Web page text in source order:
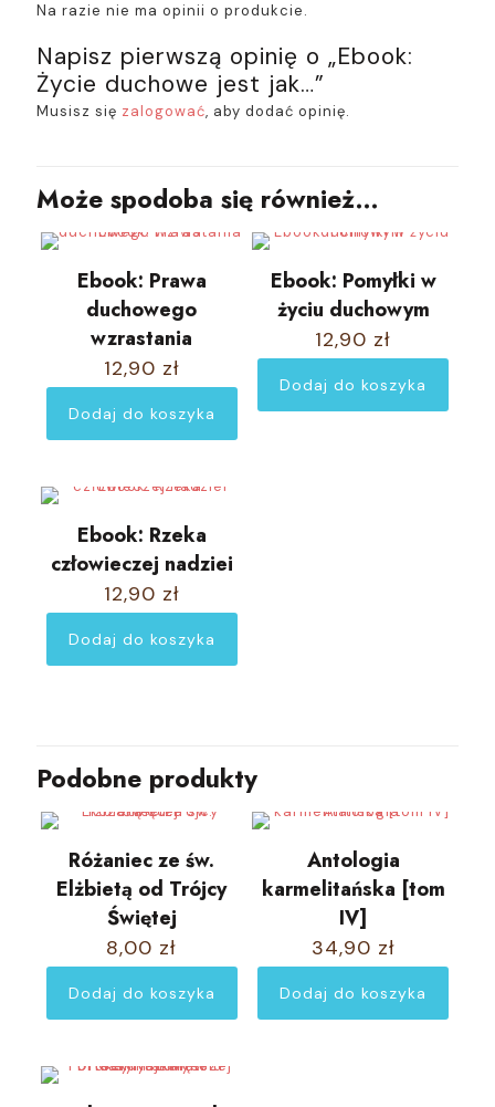
Na razie nie ma opinii o produkcie.
Napisz pierwszą opinię o „Ebook:
Życie duchowe jest jak…”
Musisz się zalogować, aby dodać opinię.
Może spodoba się również…
Ebook: Prawa
duchowego
wzrastania
12,90 zł
Dodaj do koszyka
Ebook: Pomyłki w
życiu duchowym
12,90 zł
Dodaj do koszyka
Ebook: Rzeka
człowieczej nadziei
12,90 zł
Dodaj do koszyka
Podobne produkty
Różaniec ze św.
Elżbietą od Trójcy
Świętej
8,00 zł
Dodaj do koszyka
Antologia
karmelitańska [tom
IV]
34,90 zł
Dodaj do koszyka